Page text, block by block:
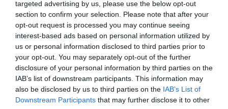
targeted advertising by us, please use the below opt-out
section to confirm your selection. Please note that after your
opt-out request is processed you may continue seeing
interest-based ads based on personal information utilized by
us or personal information disclosed to third parties prior to
your opt-out. You may separately opt-out of the further
disclosure of your personal information by third parties on the
IAB’s list of downstream participants. This information may
also be disclosed by us to third parties on the IAB’s List of
Downstream Participants that may further disclose it to other
compartida de territorio”.
Àngels Balsells, por su parte, ha resaltado que “la
universidad debe ser motor de transformación
social, y las cátedras contribuyen de manera
decidida”. Así ha señalado que “la UdL se quiere
situar al frente de las universidades que abrazan
un cambio de ciclo de la vida de la universidad, tal